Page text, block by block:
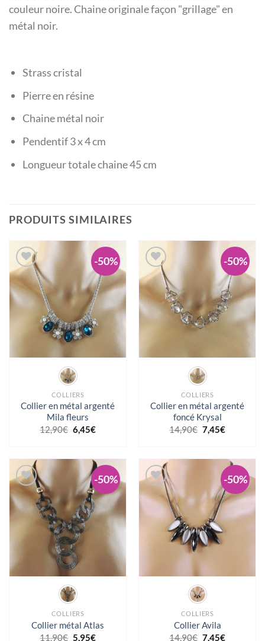
couleur noire. Chaine originale façon "grillage" en
métal noir.
Strass cristal
Pierre en résine
Chaine métal noir
Pendentif 3 x 4 cm
Longueur totale chaine 45 cm
PRODUITS SIMILAIRES
-50%
Ajouter à la wishlist
COLLIERS
Collier en métal argenté
Mila fleurs
12,90€ Le
prix
12,90€.
6,45€Le
6,45€.
-50%
Ajouter à la wishlist
COLLIERS
Collier en métal argenté
foncé Krysal
14,90€ Le
prix
14,90€.
7,45€Le
7,45€.
-50%
Ajouter à la wishlist
COLLIERS
Collier métal Atlas
11,90€ Le
5,95€Le
-50%
Ajouter à la wishlist
COLLIERS
Collier Avila
14,90€ Le
7,45€Le